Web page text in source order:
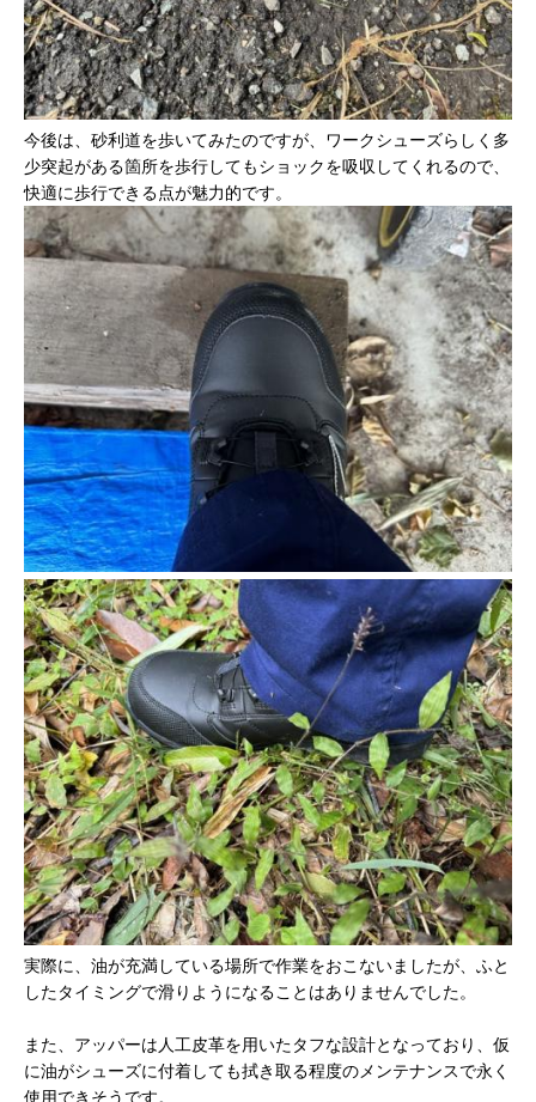
今後は、砂利道を歩いてみたのですが、ワークシューズらしく多
少突起がある箇所を歩行してもショックを吸収してくれるので、
快適に歩行できる点が魅力的です。
実際に、油が充満している場所で作業をおこないましたが、ふと
したタイミングで滑りようになることはありませんでした。
また、アッパーは人工皮革を用いたタフな設計となっており、仮
に油がシューズに付着しても拭き取る程度のメンテナンスで永く
使用できそうです。